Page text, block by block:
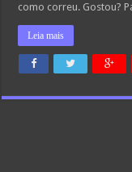
como correu. Gostou?
Leia mais